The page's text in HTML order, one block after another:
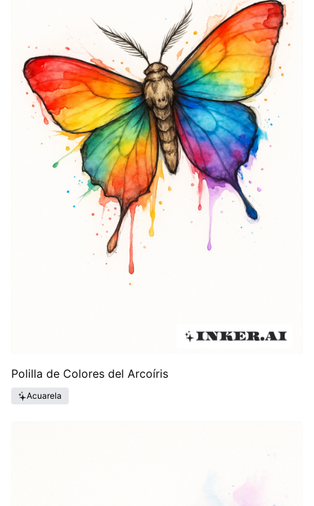
Polilla de Colores del Arcoíris
Acuarela